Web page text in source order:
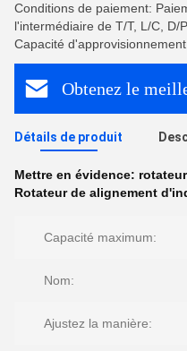
Conditions de paiement:
l'intermédiaire de T/T, L/C, D/P
Capacité
Obtenez le
Détails de produit
Mettre en évidence:
Rotateur de alignement
Capacité maximum:
Nom:
Ajustez la manière: